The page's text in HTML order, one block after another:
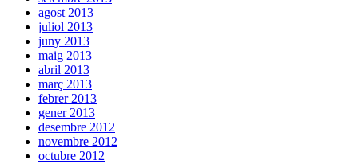
agost 2013
juliol 2013
juny 2013
maig 2013
abril 2013
març 2013
febrer 2013
gener 2013
desembre 2012
novembre 2012
octubre 2012